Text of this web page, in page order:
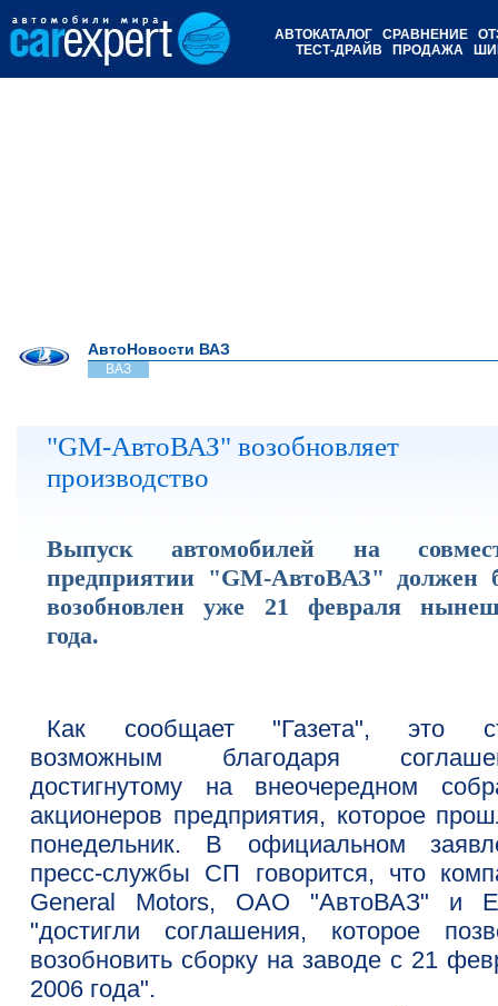
АВТОКАТАЛОГ СРАВНЕНИЕ
ТЕСТ-ДРАЙВ
ПРОДАЖА
АвтоНовости ВАЗ
ВАЗ
"GM-АвтоВАЗ" возобновляет
производство
Выпуск автомобилей на
предприятии "GM-АвтоВАЗ" должен
возобновлен уже 21 февраля
года.
Как сообщает "Газета", это
возможным благодаря
достигнутому на внеочередном
акционеров предприятия, которое
понедельник. В официальном
пресс-службы СП говорится, что
General Motors, ОАО "АвтоВАЗ" и
"достигли соглашения, которое
возобновить сборку на заводе с 21
2006 года".